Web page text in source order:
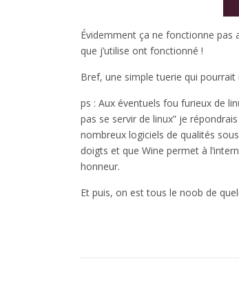
Évidemment ça ne fonctionne pas
que j’utilise ont fonctionné !
Bref, une simple tuerie qui
ps : Aux éventuels fou furieux de
pas se servir de linux” je
nombreux logiciels de qualités
doigts et que Wine permet à
honneur.
Et puis, on est tous le noob de